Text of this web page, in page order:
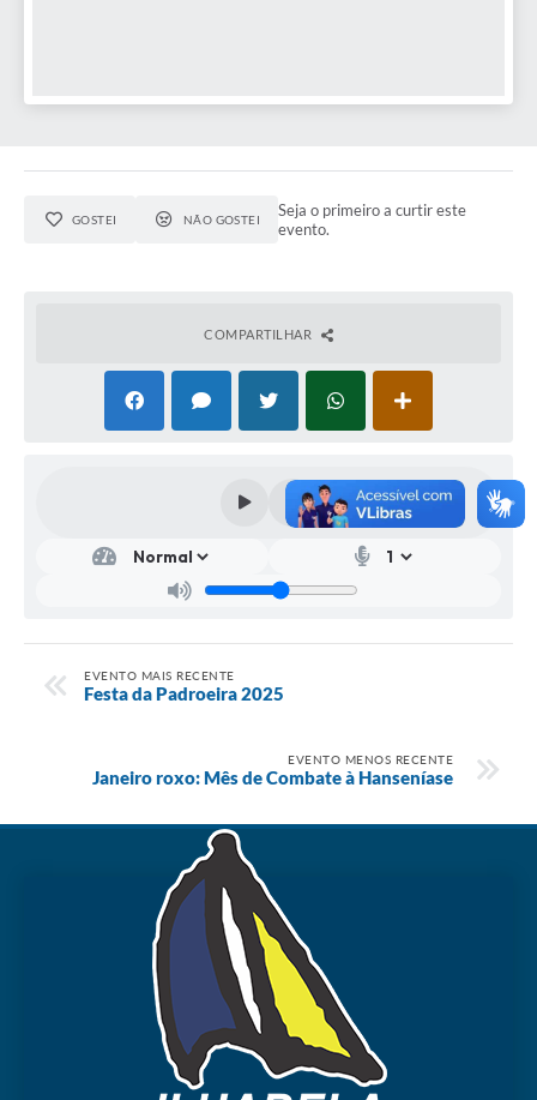
GOSTEI NÃO GOSTEI
Seja o primeiro a curtir este
evento.
COMPARTILHAR
EVENTO MAIS RECENTE
Festa da Padroeira 2025
EVENTO MENOS RECENTE
Janeiro roxo: Mês de Combate à Hanseníase